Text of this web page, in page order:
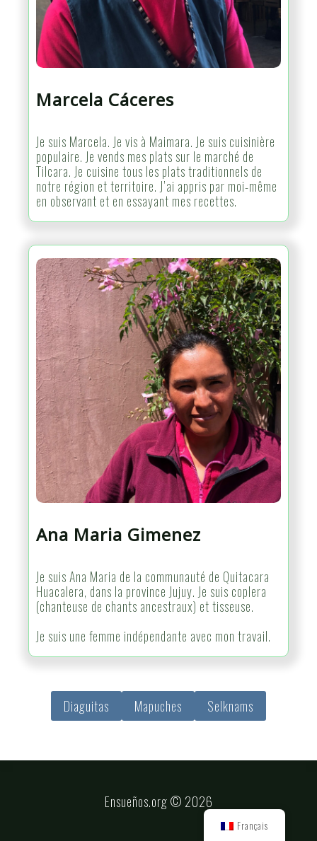
Marcela Cáceres
Je suis Marcela. Je vis à Maimara. Je suis cuisinière
populaire. Je vends mes plats sur le marché de
Tilcara. Je cuisine tous les plats traditionnels de
notre région et territoire. J’ai appris par moi-même
en observant et en essayant mes recettes.
Ana Maria Gimenez
Je suis Ana Maria de la communauté de Quitacara
Huacalera, dans la province Jujuy. Je suis coplera
(chanteuse de chants ancestraux) et tisseuse.
Je suis une femme indépendante avec mon travail.
Diaguitas Mapuches Selknams
Ensueños.org © 2026
Français